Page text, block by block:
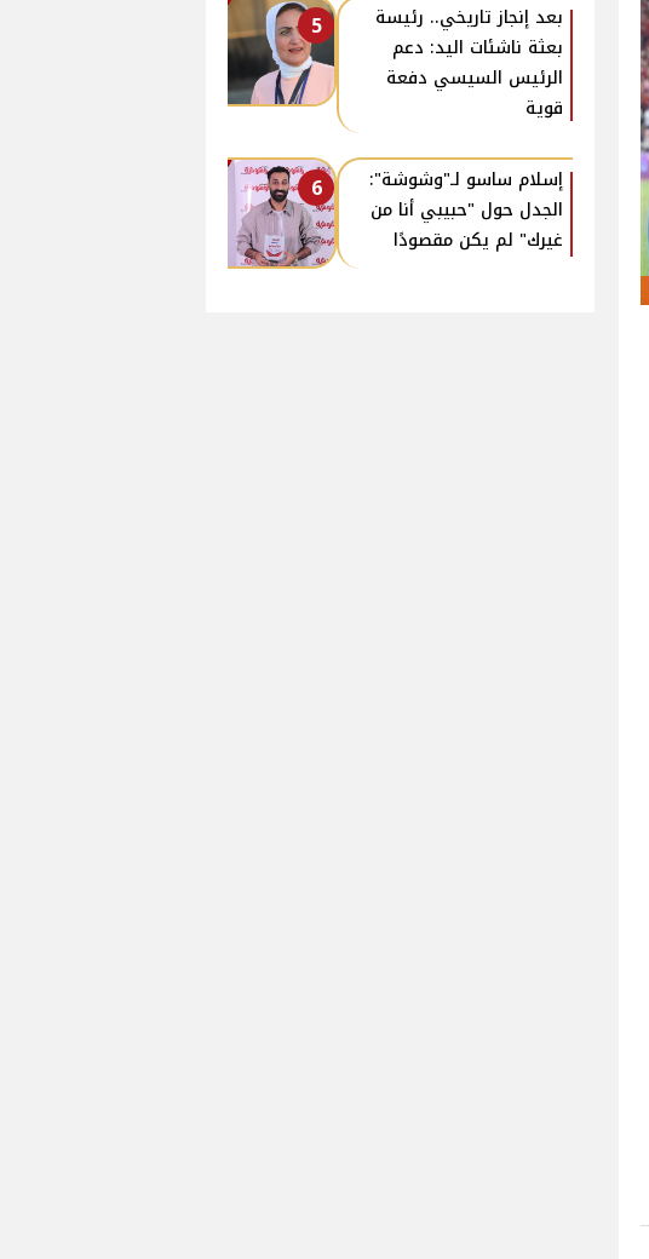
5
بعد إنجاز تاريخي.. رئيسة
بعثة ناشئات اليد: دعم
الرئيس السيسي دفعة
قوية
6
إسلام ساسو لـ"وشوشة":
الجدل حول "حبيبي أنا من
غيرك" لم يكن مقصودًا